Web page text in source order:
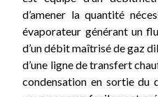
d’amener la quantité
évaporateur générant un
d’un débit maîtrisé de gaz
d’une ligne de transfert
condensation en sortie du